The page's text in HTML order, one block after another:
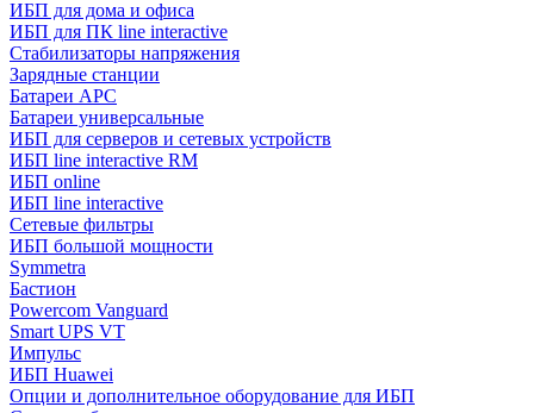
ИБП для дома и офиса
ИБП для ПК linе interactive
Стабилизаторы напряжения
Зарядные станции
Батареи APC
Батареи универсальные
ИБП для серверов и сетевых устройств
ИБП line interactive RM
ИБП online
ИБП linе interactive
Сетевые фильтры
ИБП большой мощности
Symmetra
Бастион
Powercom Vanguard
Smart UPS VT
Импульс
ИБП Huawei
Опции и дополнительное оборудование для ИБП